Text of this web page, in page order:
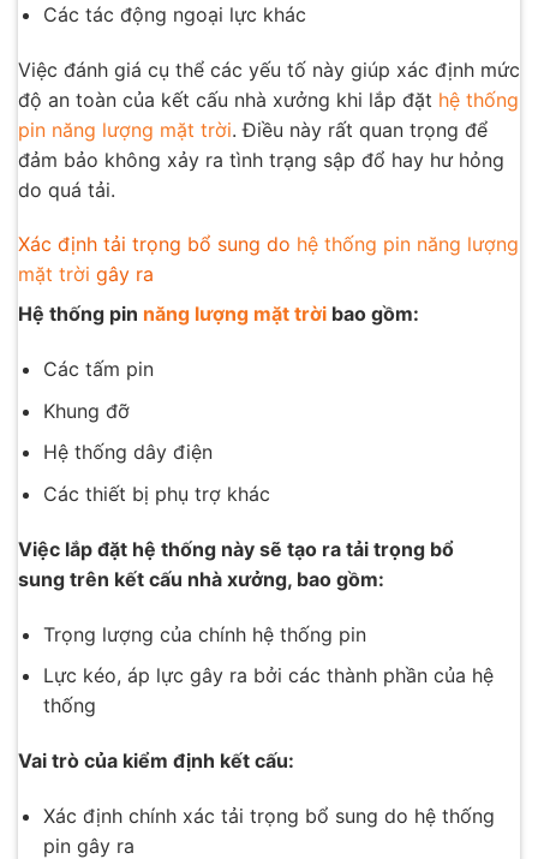
Các tác động ngoại lực khác
Việc đánh giá cụ thể các yếu tố này giúp xác định mức
độ an toàn của kết cấu nhà xưởng khi lắp đặt hệ thống
pin năng lượng mặt trời. Điều này rất quan trọng để
đảm bảo không xảy ra tình trạng sập đổ hay hư hỏng
do quá tải.
Xác định tải trọng bổ sung do hệ thống pin năng lượng
mặt trời gây ra
Hệ thống pin năng lượng mặt trời bao gồm:
Các tấm pin
Khung đỡ
Hệ thống dây điện
Các thiết bị phụ trợ khác
Việc lắp đặt hệ thống này sẽ tạo ra tải trọng bổ
sung trên kết cấu nhà xưởng, bao gồm:
Trọng lượng của chính hệ thống pin
Lực kéo, áp lực gây ra bởi các thành phần của hệ
thống
Vai trò của kiểm định kết cấu:
Xác định chính xác tải trọng bổ sung do hệ thống
pin gây ra